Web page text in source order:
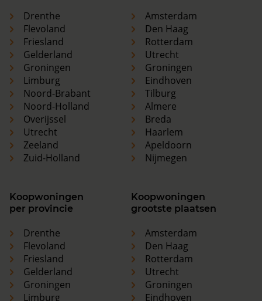
Drenthe
Flevoland
Friesland
Gelderland
Groningen
Limburg
Noord-Brabant
Noord-Holland
Overijssel
Utrecht
Zeeland
Zuid-Holland
Amsterdam
Den Haag
Rotterdam
Utrecht
Groningen
Eindhoven
Tilburg
Almere
Breda
Haarlem
Apeldoorn
Nijmegen
Koopwoningen
per provincie
Drenthe
Flevoland
Friesland
Gelderland
Groningen
Limburg
Koopwoningen
grootste plaatsen
Amsterdam
Den Haag
Rotterdam
Utrecht
Groningen
Eindhoven